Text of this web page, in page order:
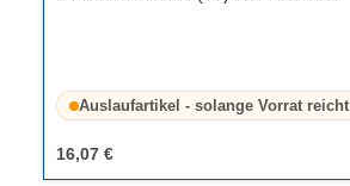
Auslaufartikel - solange Vorrat reicht
16,07 €